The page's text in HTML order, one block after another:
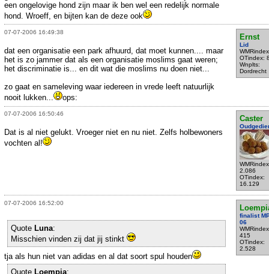
een ongelovige hond zijn maar ik ben wel een redelijk normale
hond. Wroeff, en bijten kan de deze ook
07-07-2006 16:49:38
Ernst
Lid
OTindex:
Wnplts:
Dordrecht
dat een organisatie een park afhuurd, dat moet kunnen.... maar
het is zo jammer dat als een organisatie moslims gaat weren;
het discriminatie is... en dit wat die moslims nu doen niet...
zo gaat en sameleving waar iedereen in vrede leeft natuurlijk
nooit lukken...
ops:
07-07-2006 16:50:46
Caster
2.086
OTindex:
16.129
Dat is al niet gelukt. Vroeger niet en nu niet. Zelfs holbewoners
vochten al!
07-07-2006 16:52:00
finalist
06
415
OTindex:
2.528
Quote Luna:
Misschien vinden zij dat jij stinkt
tja als hun niet van adidas en al dat soort spul houden
Quote Loempia: